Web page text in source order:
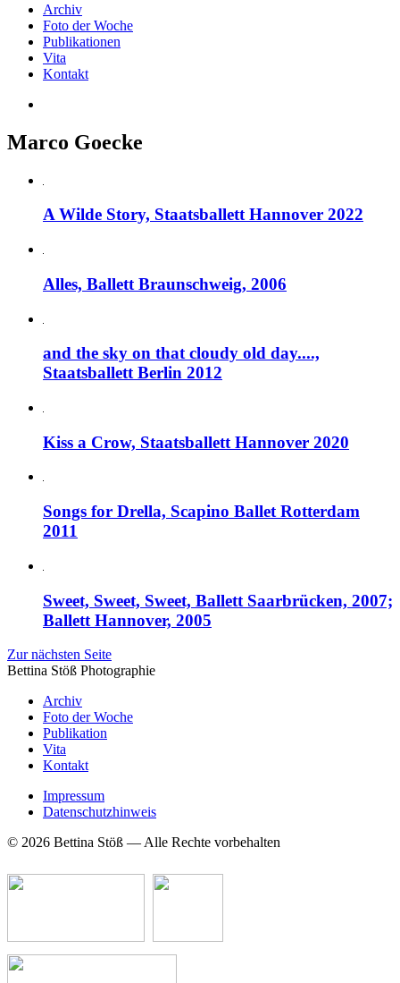
Archiv
Foto der Woche
Publikationen
Vita
Kontakt
Marco Goecke
A Wilde Story, Staatsballett Hannover 2022
Alles, Ballett Braunschweig, 2006
and the sky on that cloudy old day....,
Staatsballett Berlin 2012
Kiss a Crow, Staatsballett Hannover 2020
Songs for Drella, Scapino Ballet Rotterdam
2011
Sweet, Sweet, Sweet, Ballett Saarbrücken, 2007;
Ballett Hannover, 2005
Zur nächsten Seite
Bettina Stöß Photographie
Archiv
Foto der Woche
Publikation
Vita
Kontakt
Impressum
Datenschutzhinweis
© 2026 Bettina Stöß — Alle Rechte vorbehalten